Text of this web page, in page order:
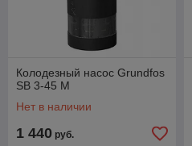
Колодезный насос Grundfos
SB 3-45 M
Нет в наличии
1 440 руб.